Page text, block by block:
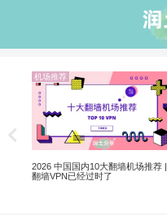
机场推荐
2026 中国国内10大翻墙机场推荐 |
翻墙VPN已经过时了